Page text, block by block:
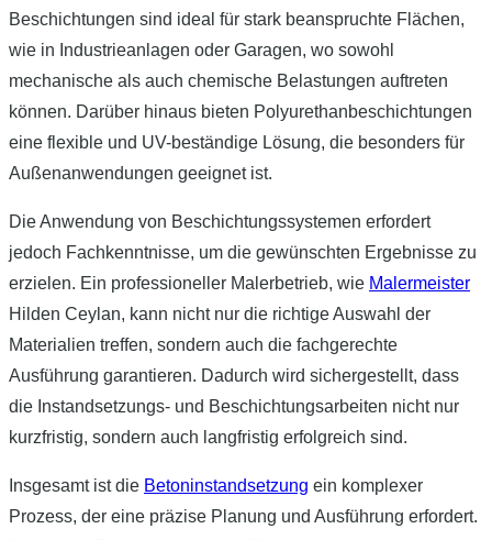
Beschichtungen sind ideal für stark beanspruchte Flächen,
wie in Industrieanlagen oder Garagen, wo sowohl
mechanische als auch chemische Belastungen auftreten
können. Darüber hinaus bieten Polyurethanbeschichtungen
eine flexible und UV-beständige Lösung, die besonders für
Außenanwendungen geeignet ist.
Die Anwendung von Beschichtungssystemen erfordert
jedoch Fachkenntnisse, um die gewünschten Ergebnisse zu
erzielen. Ein professioneller Malerbetrieb, wie Malermeister
Hilden Ceylan, kann nicht nur die richtige Auswahl der
Materialien treffen, sondern auch die fachgerechte
Ausführung garantieren. Dadurch wird sichergestellt, dass
die Instandsetzungs- und Beschichtungsarbeiten nicht nur
kurzfristig, sondern auch langfristig erfolgreich sind.
Insgesamt ist die Betoninstandsetzung ein komplexer
Prozess, der eine präzise Planung und Ausführung erfordert.